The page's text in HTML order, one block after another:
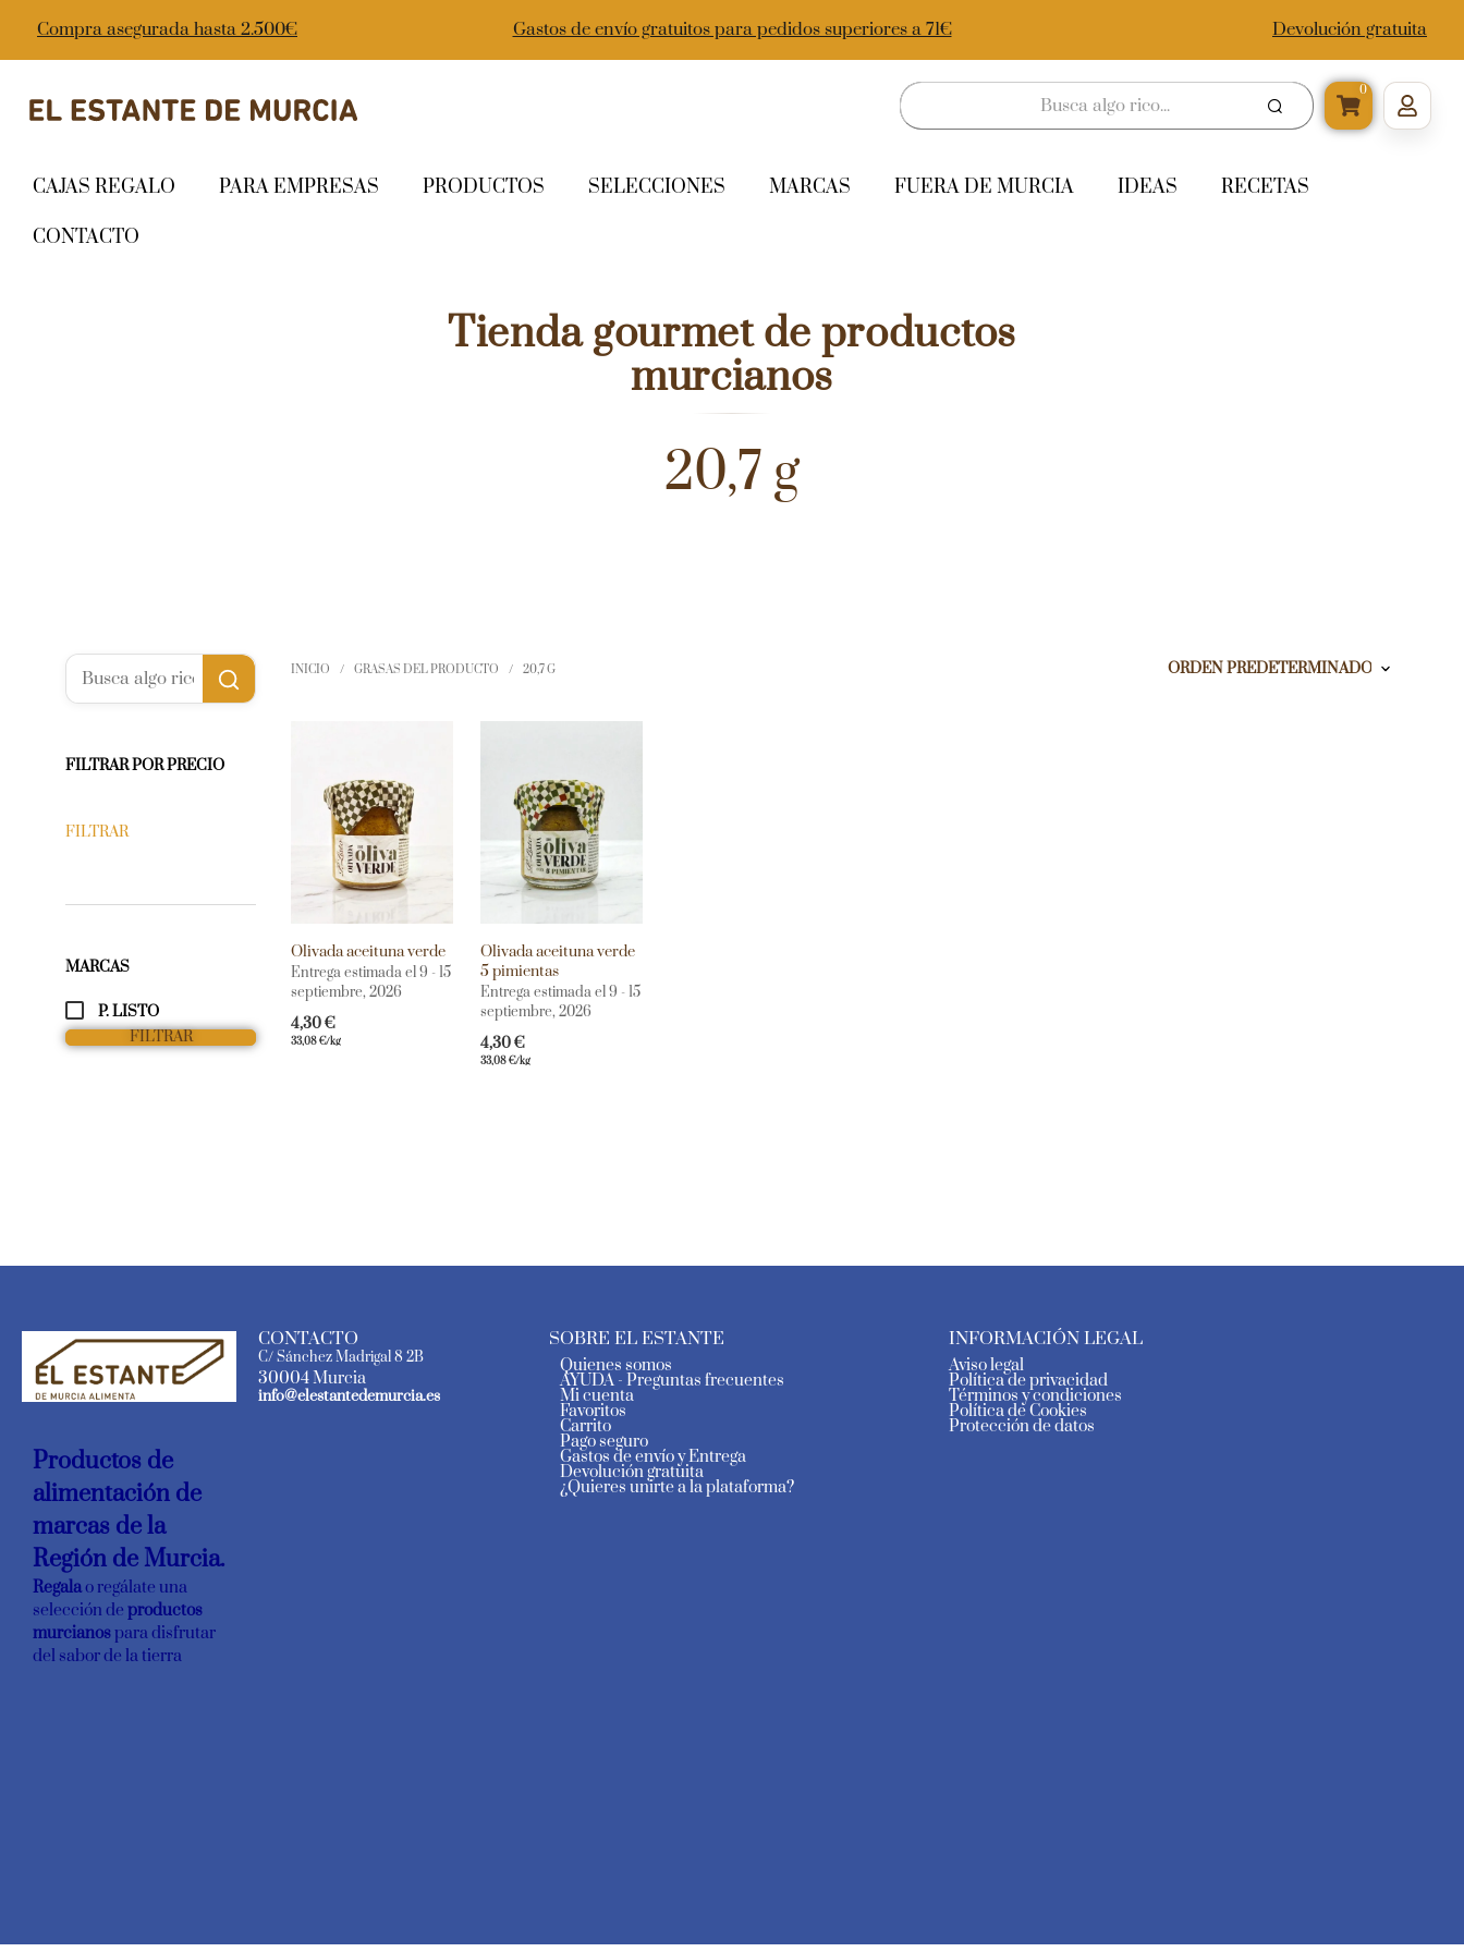
Compra asegurada hasta 2.500€ Gastos de envío gratuitos para pedidos superiores a 71€ Devolución gratuita
0
CAJAS REGALO PARA EMPRESAS PRODUCTOS SELECCIONES MARCAS FUERA DE MURCIA IDEAS RECETAS
CONTACTO
Tienda gourmet de productos
murcianos
20,7 g
FILTRAR POR PRECIO
FILTRAR
MARCAS
P. LISTO
FILTRAR
INICIO / GRASAS DEL PRODUCTO / 20,7 G
Olivada aceituna verde
Entrega estimada el 9 - 15
septiembre, 2026
4,30€
33,08€/kg
Olivada aceituna verde
5 pimientas
Entrega estimada el 9 - 15
septiembre, 2026
4,30€
33,08€/kg
Productos de
alimentación de
marcas de la
Región de Murcia.
Regalao regálate una
selección de productos
murcianospara disfrutar
del sabor de la tierra
CONTACTO
C/ Sánchez Madrigal 8 2B
30004 Murcia
info@elestantedemurcia.es
SOBRE EL ESTANTE
Quienes somos
AYUDA - Preguntas frecuentes
Mi cuenta
Favoritos
Carrito
Pago seguro
Gastos de envío y Entrega
Devolución gratuita
¿Quieres unirte a la plataforma?
INFORMACIÓN LEGAL
Aviso legal
Política de privacidad
Términos y condiciones
Política de Cookies
Protección de datos